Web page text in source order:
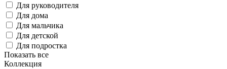
Для руководителя
Для дома
Для мальчика
Для детской
Для подростка
Показать все
Коллекция